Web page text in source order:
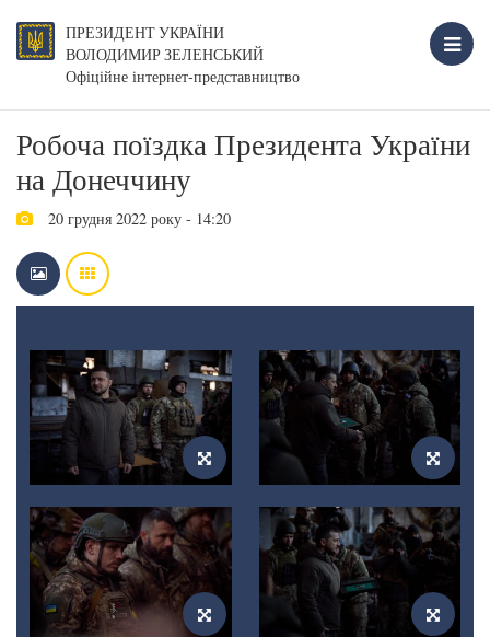
ПРЕЗИДЕНТ УКРАЇНИ
ВОЛОДИМИР ЗЕЛЕНСЬКИЙ
Офіційне інтернет-представництво
Робоча поїздка Президента України
на Донеччину
20 грудня 2022 року - 14:20